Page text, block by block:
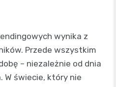
wynika z
Przede wszystkim
– niezależnie od dnia
W świecie, który nie